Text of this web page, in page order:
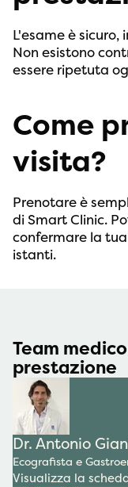
L'esame è sicuro,
Non esistono
essere ripetuta
Come
visita?
Prenotare è
di Smart Clinic.
confermare la
istanti.
Team
prestazione
Dr. Antonio
Ecografista e
Visualizza la